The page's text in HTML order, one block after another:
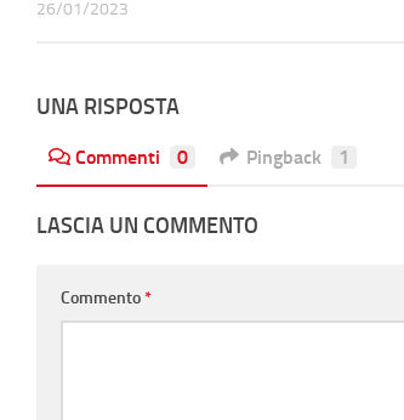
26/01/2023
UNA RISPOSTA
Commenti 0 Pingback 1
LASCIA UN COMMENTO
Commento*